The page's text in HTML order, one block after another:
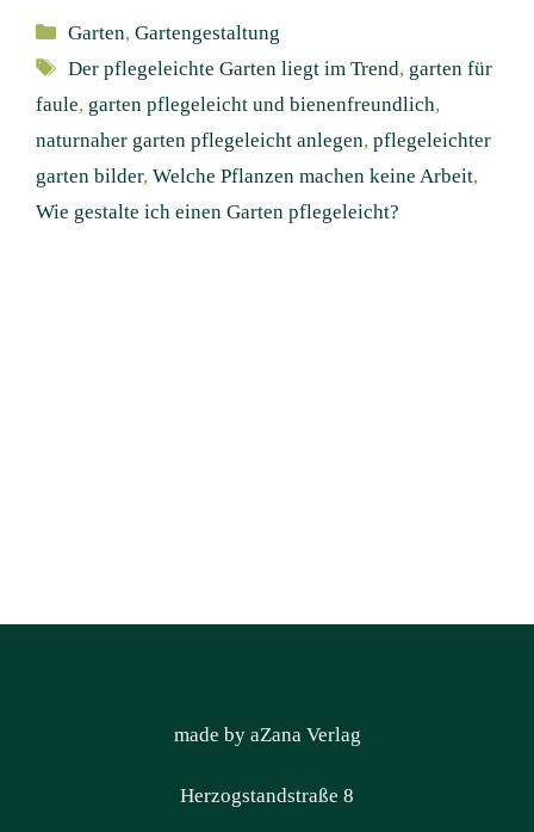
Kategorien
Garten,Gartengestaltung
Schlagwörter
Der pflegeleichte Garten liegt im Trend, garten für
faule, garten pflegeleicht und bienenfreundlich,
naturnaher garten pflegeleicht anlegen, pflegeleichter
garten bilder, Welche Pflanzen machen keine Arbeit,
Wie gestalte ich einen Garten pflegeleicht?
made by aZana Verlag
Herzogstandstraße 8